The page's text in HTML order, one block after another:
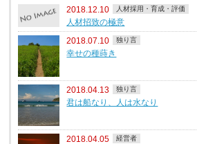
2018.12.10 人材採用・育成・評価
人材招致の極意
2018.07.10 独り言
幸せの種蒔き
2018.04.13 独り言
君は船なり、人は水なり
2018.04.05 経営者